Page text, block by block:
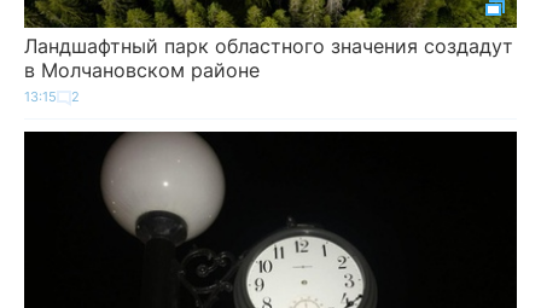
Ландшафтный парк областного значения создадут
в Молчановском районе
13:15 2